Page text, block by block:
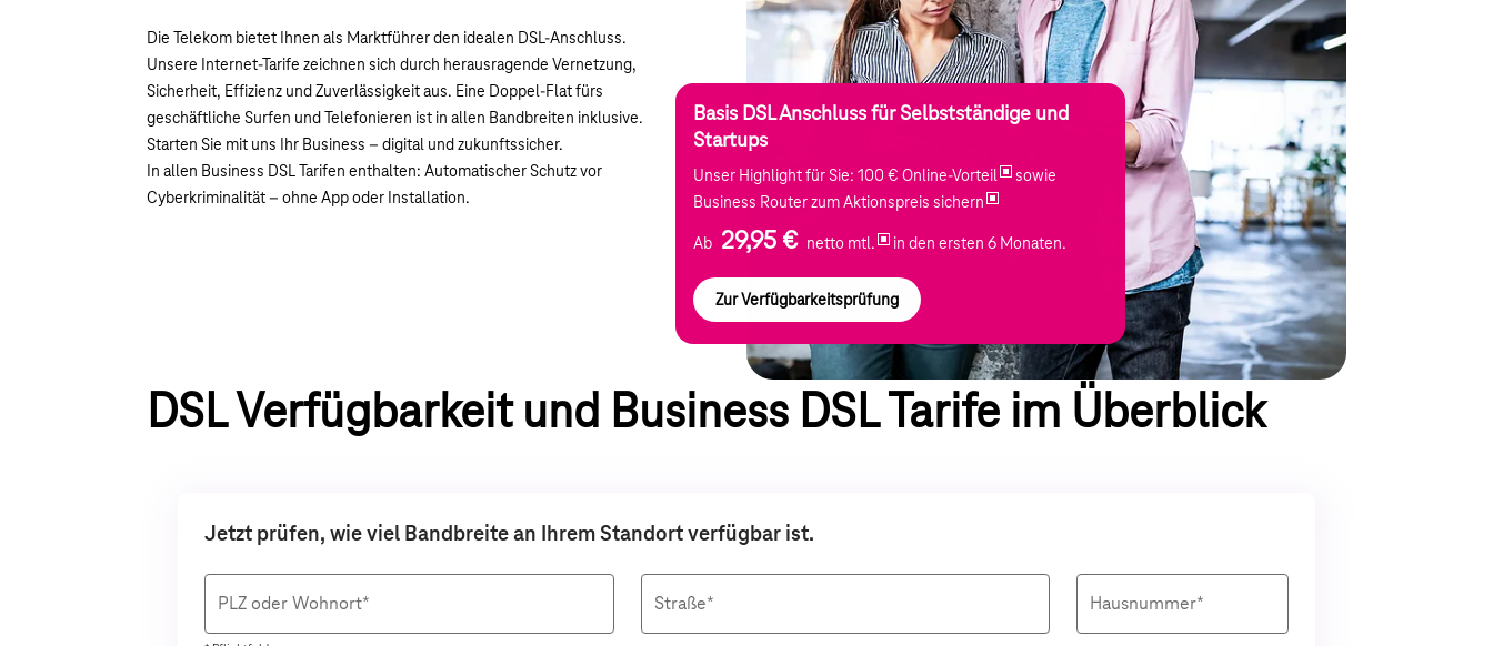
Die Telekom bietet Ihnen als Marktführer den idealen DSL-Anschluss.
Unsere Internet-Tarife zeichnen sich durch herausragende Vernetzung,
Sicherheit, Effizienz und Zuverlässigkeit aus. Eine Doppel-Flat fürs
geschäftliche Surfen und Telefonieren ist in allen Bandbreiten inklusive.
Starten Sie mit uns Ihr Business – digital und zukunftssicher.
In allen Business DSL Tarifen enthalten: Automatischer Schutz vor
Cyberkriminalität – ohne App oder Installation.
Basis DSL Anschluss für Selbstständige und
Startups
Unser Highlight für Sie: 100 € Online-Vorteil
sowie
Business Router zum Aktionspreis sichern
Ab 29,95 € netto mtl. in den ersten 6 Monaten.
Zur Verfügbarkeitsprüfung
DSL Verfügbarkeit und Business DSL Tarife im Überblick
Jetzt prüfen, wie viel Bandbreite an Ihrem Standort verfügbar ist.
PLZ oder Wohnort* Straße* Hausnummer*